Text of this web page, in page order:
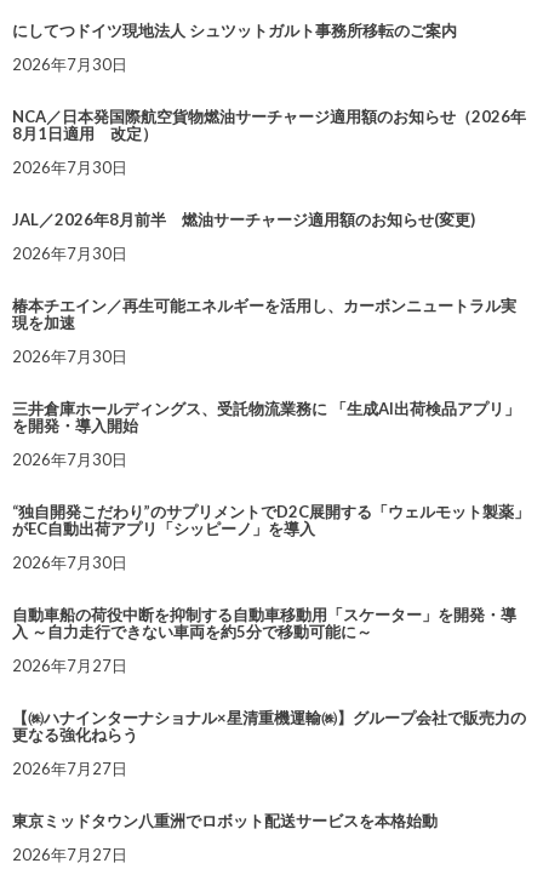
にしてつドイツ現地法人 シュツットガルト事務所移転のご案内
2026年7月30日
NCA／日本発国際航空貨物燃油サーチャージ適用額のお知らせ（2026年
8月1日適用 改定）
2026年7月30日
JAL／2026年8月前半 燃油サーチャージ適用額のお知らせ(変更)
2026年7月30日
椿本チエイン／再生可能エネルギーを活用し、カーボンニュートラル実
現を加速
2026年7月30日
三井倉庫ホールディングス、受託物流業務に 「生成AI出荷検品アプリ」
を開発・導入開始
2026年7月30日
“独自開発こだわり”のサプリメントでD2C展開する「ウェルモット製薬」
がEC自動出荷アプリ「シッピーノ」を導入
2026年7月30日
自動車船の荷役中断を抑制する自動車移動用「スケーター」を開発・導
入 ～自力走行できない車両を約5分で移動可能に～
2026年7月27日
【㈱ハナインターナショナル×星清重機運輸㈱】グループ会社で販売力の
更なる強化ねらう
2026年7月27日
東京ミッドタウン八重洲でロボット配送サービスを本格始動
2026年7月27日